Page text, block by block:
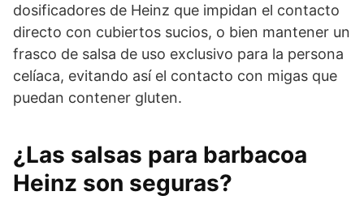
dosificadores de Heinz que impidan el contacto
directo con cubiertos sucios, o bien mantener un
frasco de salsa de uso exclusivo para la persona
celíaca, evitando así el contacto con migas que
puedan contener gluten.
¿Las salsas para barbacoa
Heinz son seguras?